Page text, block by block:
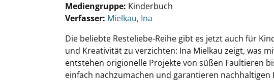
Mediengruppe: Kinderbuch
Verfasser: Suche nach diesem Verfasser
Mielkau, Ina
Die beliebte Resteliebe-Reihe gibt es jetzt auch für
und Kreativität zu verzichten: Ina Mielkau zeigt, was
entstehen origionelle Projekte von süßen Faultieren
einfach nachzumachen und garantieren nachhaltigen